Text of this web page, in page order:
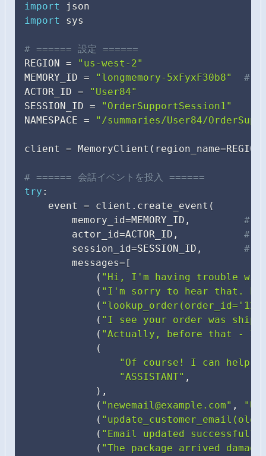
import
import
sys
# ====== 設定 ======
REGION =
"us-west-2"
MEMORY_ID = "longmemory-5xFyxF30b8"
# 既
ACTOR_ID =
"User84"
SESSION_ID =
"OrderSupportSession1"
NAMESPACE = "/summaries/User84/
client = MemoryClient ( region_name=REGION
# ====== 会話イベントを投入 ======
try :
    event
= client . create_event (
        memory_id
=MEMORY_ID ,
#
        actor_id
=ACTOR_ID ,
# エ
        session_id
=SESSION_ID ,
# 会
        messages
= [
( "Hi, I'm having trouble with
( "I'm sorry to hear that.
(
( "I see your order was
( "Actually, before that - I
(
"Of course! I can help
"ASSISTANT" ,
) ,
( "newemail@example.com" ,
(
( "Email updated
( "The package arrived